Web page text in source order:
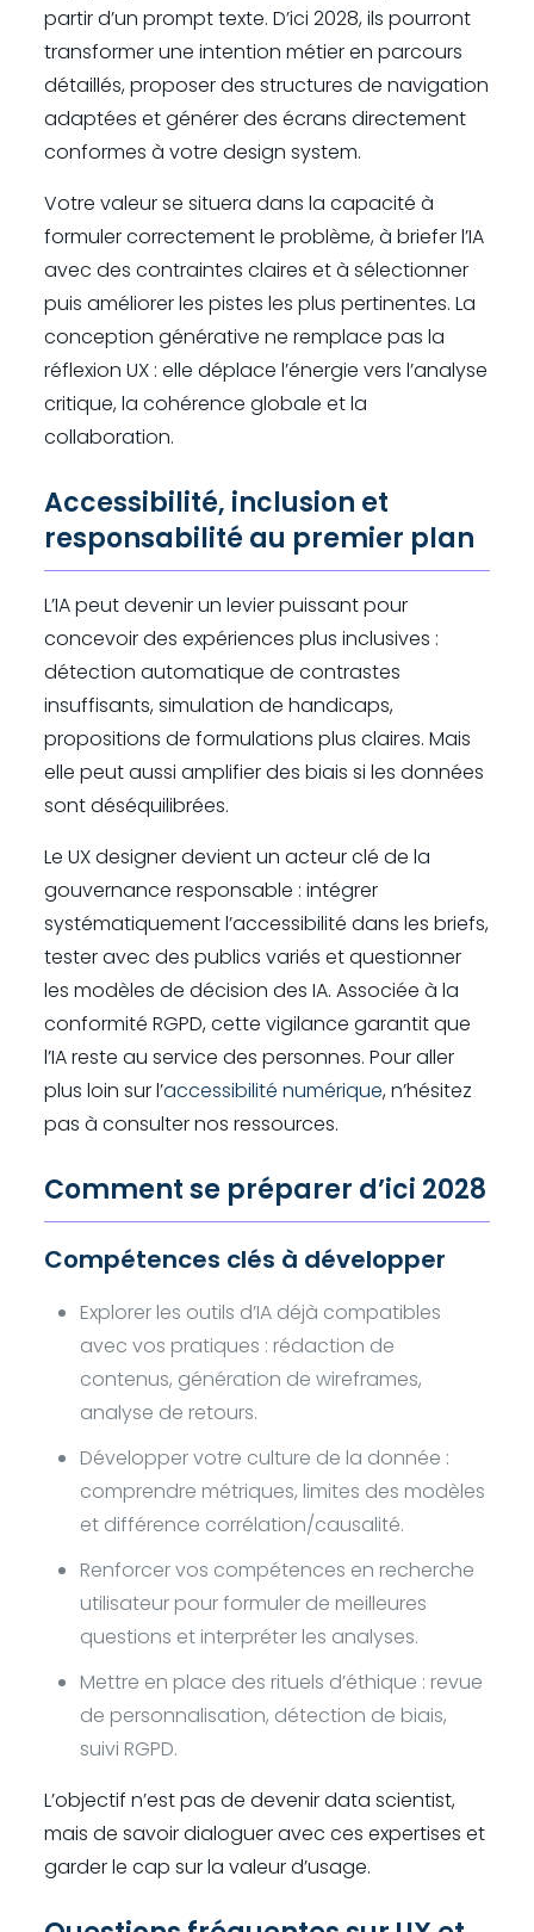
partir d’un prompt texte. D’ici 2028, ils pourront
transformer une intention métier en parcours
détaillés, proposer des structures de navigation
adaptées et générer des écrans directement
conformes à votre design system.
Votre valeur se situera dans la capacité à
formuler correctement le problème, à briefer l’IA
avec des contraintes claires et à sélectionner
puis améliorer les pistes les plus pertinentes. La
conception générative ne remplace pas la
réflexion UX : elle déplace l’énergie vers l’analyse
critique, la cohérence globale et la
collaboration.
Accessibilité, inclusion et
responsabilité au premier plan
L’IA peut devenir un levier puissant pour
concevoir des expériences plus inclusives :
détection automatique de contrastes
insuffisants, simulation de handicaps,
propositions de formulations plus claires. Mais
elle peut aussi amplifier des biais si les données
sont déséquilibrées.
Le UX designer devient un acteur clé de la
gouvernance responsable : intégrer
systématiquement l’accessibilité dans les briefs,
tester avec des publics variés et questionner
les modèles de décision des IA. Associée à la
conformité RGPD, cette vigilance garantit que
l’IA reste au service des personnes. Pour aller
plus loin sur l’accessibilité numérique, n’hésitez
pas à consulter nos ressources.
Comment se préparer d’ici 2028
Compétences clés à développer
Explorer les outils d’IA déjà compatibles
avec vos pratiques : rédaction de
contenus, génération de wireframes,
analyse de retours.
Développer votre culture de la donnée :
comprendre métriques, limites des modèles
et différence corrélation/causalité.
Renforcer vos compétences en recherche
utilisateur pour formuler de meilleures
questions et interpréter les analyses.
Mettre en place des rituels d’éthique : revue
de personnalisation, détection de biais,
suivi RGPD.
L’objectif n’est pas de devenir data scientist,
mais de savoir dialoguer avec ces expertises et
garder le cap sur la valeur d’usage.